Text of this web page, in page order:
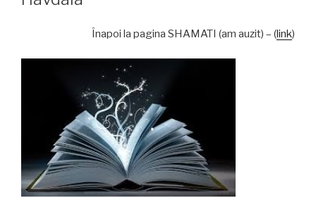
Înapoi la pagina SHAMATI (am auzit) – (link)